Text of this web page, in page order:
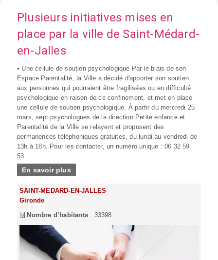
Plusieurs initiatives mises en
place par la ville de Saint-Médard-
en-Jalles
• Une cellule de soutien psychologique Par le biais de son
Espace Parentalité, la Ville a décidé d'apporter son soutien
aux personnes qui pourraient être fragilisées ou en difficulté
psychologique en raison de ce confinement, et met en place
une cellule de soutien psychologique. À partir du mercredi 25
mars, sept psychologues de la direction Petite enfance et
Parentalité de la Ville se relayent et proposent des
permanences téléphoniques gratuites, du lundi au vendredi de
13h à 18h. Pour les contacter, un numéro unique : 06 32 59
53...
En savoir plus
SAINT-MEDARD-EN-JALLES
Gironde
Nombre d’habitants : 33398